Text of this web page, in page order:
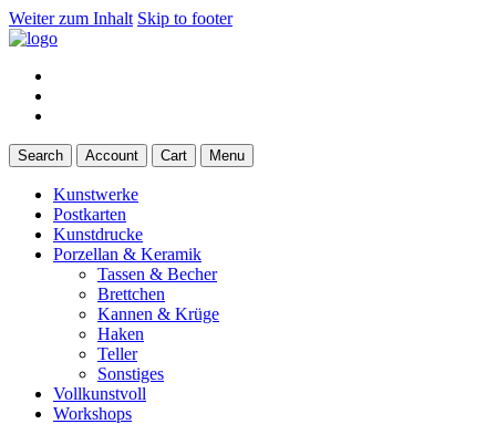
Weiter zum Inhalt Skip to footer
Search Account Cart Menu
Kunstwerke
Postkarten
Kunstdrucke
Porzellan & Keramik
Tassen & Becher
Brettchen
Kannen & Krüge
Haken
Teller
Sonstiges
Vollkunstvoll
Workshops